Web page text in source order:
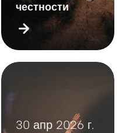
честности
30 апр 2026 г.